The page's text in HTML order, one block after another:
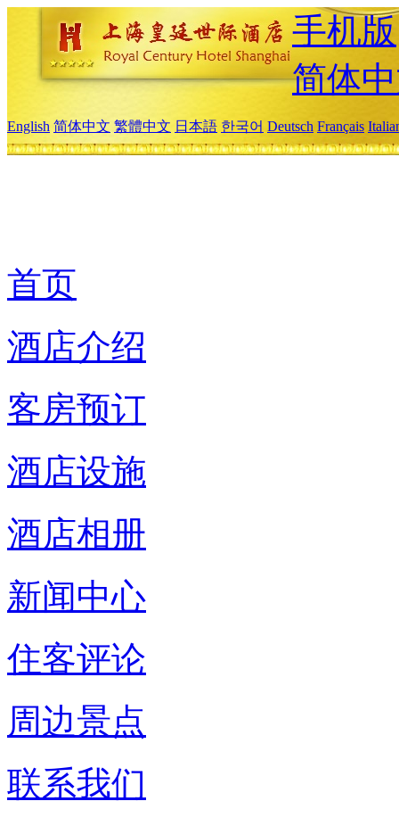
手机版
简体
English 简体中文 繁體中文 日本語 한국어 Deutsch Français
首页
酒店介绍
客房预订
酒店设施
酒店相册
新闻中心
住客评论
周边景点
联系我们